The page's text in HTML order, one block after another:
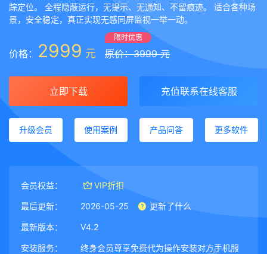
踪定位。 全程隐蔽运行，无提示、无通知、不留痕迹。 适合各种场
景，安全稳定，真正实现无感同屏监视一举一动。
价格： 2999 元
限时优惠
原价：3999 元
立即下载 充值联系在线客服
升级会员 使用案例 产品问答 更多软件
会员权益： VIP折扣
最后更新： 2026-05-25 更新了什么
最新版本： V4.2
安装服务： 终身会员尊享免费代为操作安装对方手机服